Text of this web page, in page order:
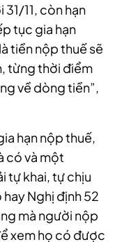
11, còn hạn
tục gia hạn
tiền nộp thuế sẽ
từng thời điểm
về dòng tiền”,
hạn nộp thuế,
có và một
tự khai, tự chịu
hayNghị định 52
mà người nộp
xem họ có được